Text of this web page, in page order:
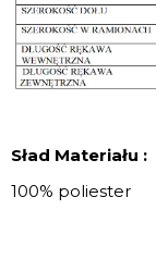
Sład Materiału :
100% poliester